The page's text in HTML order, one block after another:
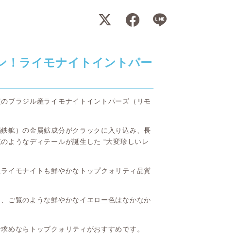
！ライモナイトイントパー
ブラジル産ライモナイトイントパーズ（リモ
鉱）の金属鉱成分がクラックに入り込み、長
ようなディテールが誕生した “大変珍しいレ
イモナイトも鮮やかなトップクォリティ品質
ご覧のような鮮やかなイエロー色はなかなか
めならトップクォリティがおすすめです。